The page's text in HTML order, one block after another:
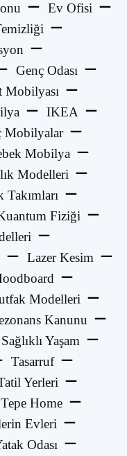
Ev Ofisi
Genç Odası
Mobilyası
IKEA
Mobilyalar
Mobilya
Modelleri
Fiziği
Lazer Kesim
Modelleri
Kanunu
Sağlıklı Yaşam
Tasarruf
Yerleri
Tepe Home
Evleri
Odası